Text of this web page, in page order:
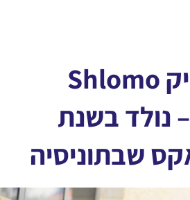
שלמה בוחניק Shlomo
Buchenik – נולד בשנת